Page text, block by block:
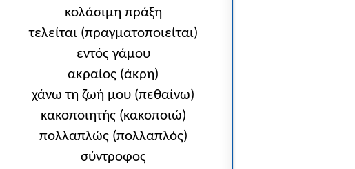
κολάσιμη πράξη
τελείται (πραγματοποιείται)
εντός γάμου
ακραίος (άκρη)
χάνω τη ζωή μου (πεθαίνω)
κακοποιητής (κακοποιώ)
πολλαπλώς (πολλαπλός)
σύντροφος